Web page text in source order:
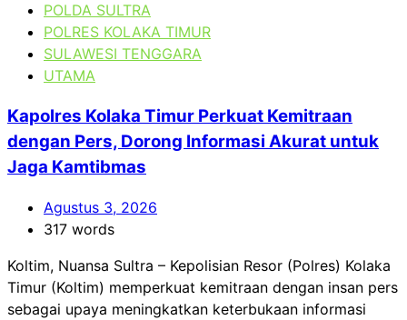
POLDA SULTRA
POLRES KOLAKA TIMUR
SULAWESI TENGGARA
UTAMA
Kapolres Kolaka Timur Perkuat Kemitraan
dengan Pers, Dorong Informasi Akurat untuk
Jaga Kamtibmas
Agustus 3, 2026
317 words
Koltim, Nuansa Sultra – Kepolisian Resor (Polres) Kolaka
Timur (Koltim) memperkuat kemitraan dengan insan pers
sebagai upaya meningkatkan keterbukaan informasi